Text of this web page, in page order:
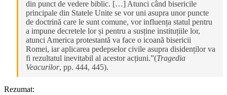
din punct de vedere biblic. […] Atunci când bisericile
principale din Statele Unite se vor uni asupra unor puncte
de doctrină care le sunt comune, vor influența statul pentru
a impune decretele lor și pentru a susține instituțiile lor,
atunci America protestantă va face o icoană bisericii
Romei, iar aplicarea pedepselor civile asupra disidenților va
fi rezultatul inevitabil al acestor acțiuni.”(Tragedia
Veacurilor, pp. 444, 445).
Rezumat: